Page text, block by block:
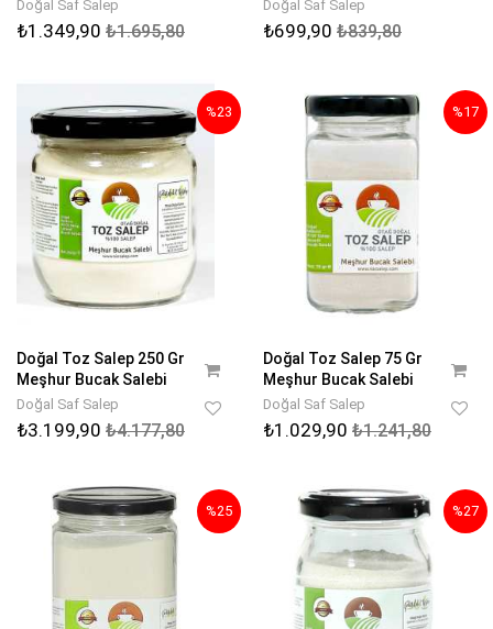
Doğal Saf Salep
₺1.349,90 ₺1.695,80
Doğal Saf Salep
₺699,90 ₺839,80
%23
Doğal Toz Salep 250 Gr
Meşhur Bucak Salebi
Doğal Saf Salep
₺3.199,90 ₺4.177,80
%17
Doğal Toz Salep 75 Gr
Meşhur Bucak Salebi
Doğal Saf Salep
₺1.029,90 ₺1.241,80
%25 %27